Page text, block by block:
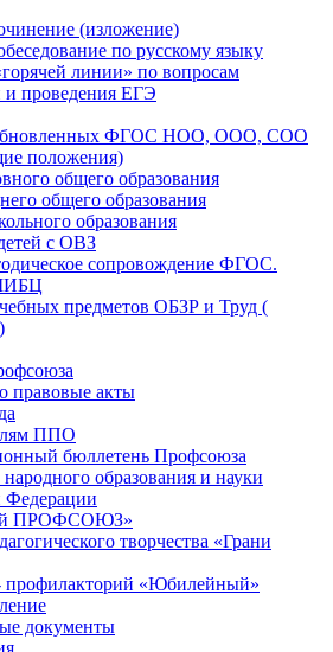
(изложение)
по русскому языку
линии» по вопросам
и проведения ЕГЭ
ФГОС НОО, ООО, СОО
положения)
общего образования
общего образования
образования
с ОВЗ
сопровождение ФГОС.
предметов ОБЗР и Труд (
правовые акты
ППО
бюллетень Профсоюза
образования и науки
Федерации
ПРОФСОЮЗ»
творчества «Грани
профилакторий «Юбилейный»
документы